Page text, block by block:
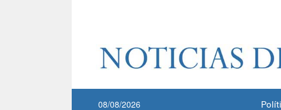
08/08/2026